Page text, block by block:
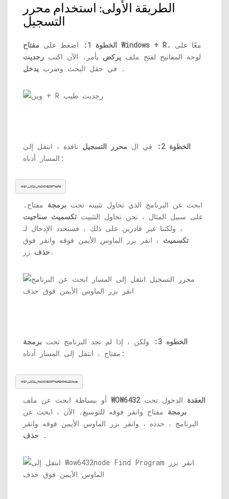
الطريقة الأولى: استخدام محرر
التسجيل
الخطوة 1: اضغط على مفتاح Windows + R.
لوحة المفاتيح لفتح ملف يركض يأمر. الآن اكتب رجديت
في حقل البحث وضرب يدخل .
الخطوة 2: في ال محرر التسجيل نافذة ، انتقل إلى
المسار أدناه:
HKEY_LOCAL_MACHINESOFTWARE
ابحث عن البرنامج الذي تحاول تثبيته تحت برمجة مفتاح.
على سبيل المثال ، نحن نحاول التثبيت تكسميث سناجيت
، ولكننا غير قادرين على ذلك ، فسنحدد الإدخال لـ
تكسميث ، انقر بزر الماوس الأيمن فوقه وانقر فوق
حذفزر.
الخطوه 3: ولكن ، إذا لم تجد البرنامج تحت برمجة
مفتاح ، انتقل إلى المسار أدناه:
HKEY_LOCAL_MACHINESOFTWAREWOW6432Node
WOW6432 العقدة الدخول تحت
برمجة مفتاح وانقر فوقه للتوسيع. الآن ، ابحث عن
البرنامج ، حدده ، وانقر بزر الماوس الأيمن فوقه وانقر
حذف .